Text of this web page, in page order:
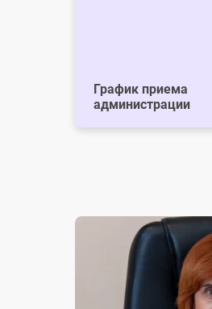
График приема
администрации